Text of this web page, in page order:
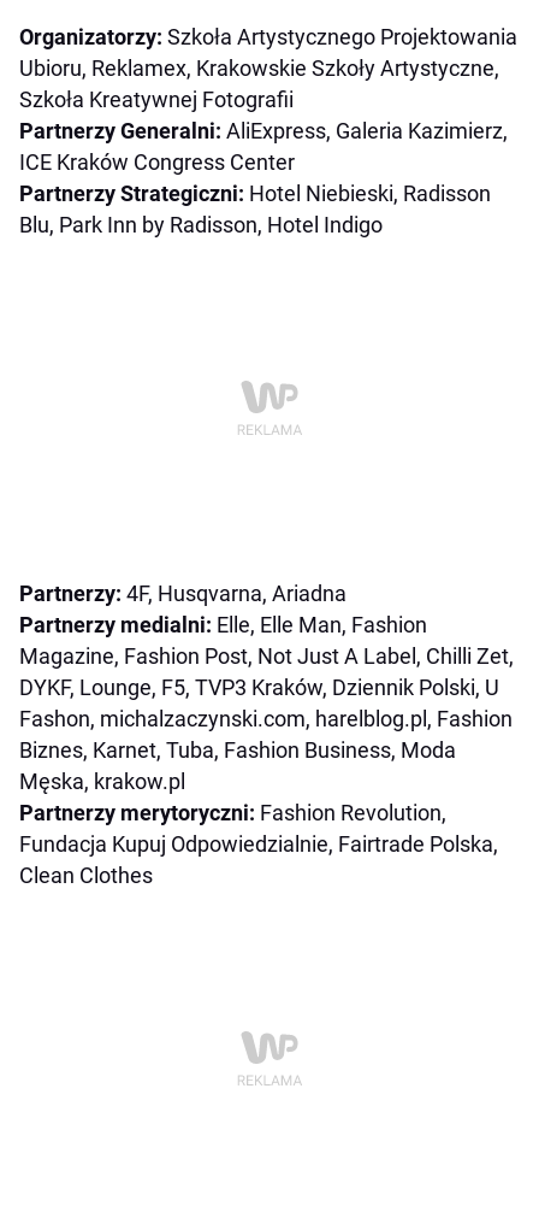
Organizatorzy: Szkoła Artystycznego Projektowania
Ubioru, Reklamex, Krakowskie Szkoły Artystyczne,
Szkoła Kreatywnej Fotografii
Partnerzy Generalni: AliExpress, Galeria Kazimierz,
ICE Kraków Congress Center
Partnerzy Strategiczni: Hotel Niebieski, Radisson
Blu, Park Inn by Radisson, Hotel Indigo
Partnerzy: 4F, Husqvarna, Ariadna
Partnerzy medialni: Elle, Elle Man, Fashion
Magazine, Fashion Post, Not Just A Label, Chilli Zet,
DYKF, Lounge, F5, TVP3 Kraków, Dziennik Polski, U
Fashon, michalzaczynski.com, harelblog.pl, Fashion
Biznes, Karnet, Tuba, Fashion Business, Moda
Męska, krakow.pl
Partnerzy merytoryczni: Fashion Revolution,
Fundacja Kupuj Odpowiedzialnie, Fairtrade Polska,
Clean Clothes